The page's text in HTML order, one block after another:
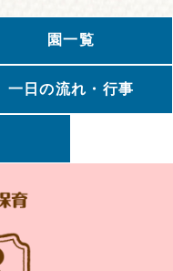
園一覧
一日の流れ・行事